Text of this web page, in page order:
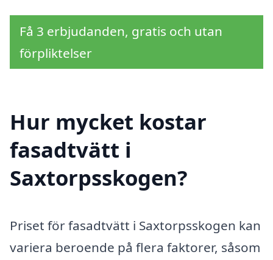
Få 3 erbjudanden, gratis och utan
förpliktelser
Hur mycket kostar
fasadtvätt i
Saxtorpsskogen?
Priset för fasadtvätt i Saxtorpsskogen kan
variera beroende på flera faktorer, såsom